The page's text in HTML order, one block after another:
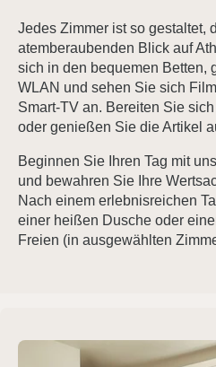
Jedes Zimmer ist so gestaltet,
atemberaubenden Blick auf
sich in den bequemen Betten,
WLAN und sehen Sie sich
Smart-TV an. Bereiten Sie
oder genießen Sie die Artikel
Beginnen Sie Ihren Tag mit
und bewahren Sie Ihre
Nach einem erlebnisreichen
einer heißen Dusche oder
Freien (in ausgewählten